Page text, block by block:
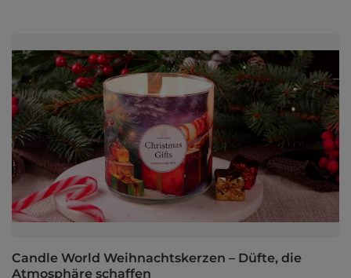
Candle World Weihnachtskerzen – Düfte, die
Atmosphäre schaffen